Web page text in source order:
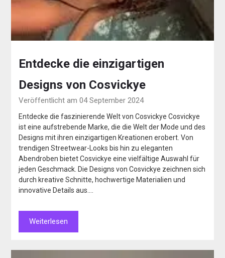
Entdecke die einzigartigen
Designs von Cosvickye
Veröffentlicht am 04 September 2024
Entdecke die faszinierende Welt von Cosvickye Cosvickye
ist eine aufstrebende Marke, die die Welt der Mode und des
Designs mit ihren einzigartigen Kreationen erobert. Von
trendigen Streetwear-Looks bis hin zu eleganten
Abendroben bietet Cosvickye eine vielfältige Auswahl für
jeden Geschmack. Die Designs von Cosvickye zeichnen sich
durch kreative Schnitte, hochwertige Materialien und
innovative Details aus….
Weiterlesen